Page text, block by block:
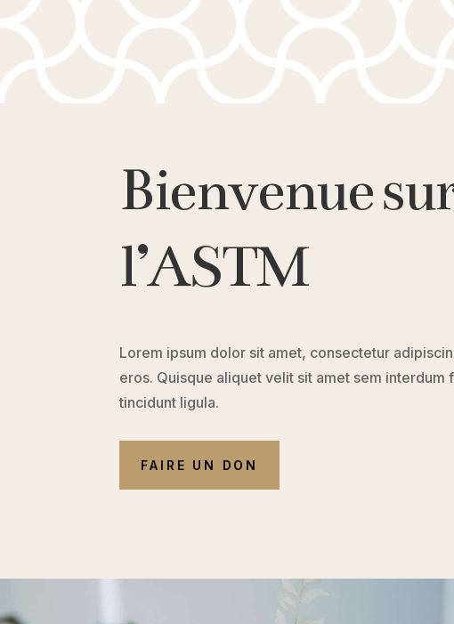
Bienvenue
l’ASTM
Lorem ipsum dolor sit amet, consectetur
eros. Quisque aliquet velit sit amet sem
tincidunt ligula.
FAIRE UN DON